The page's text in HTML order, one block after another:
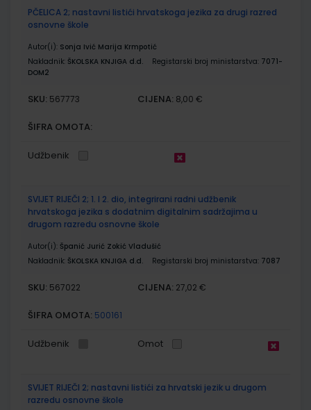
PČELICA 2; nastavni listići hrvatskoga jezika za drugi razred
osnovne škole
Autor(i): Sonja Ivić Marija Krmpotić
Nakladnik: ŠKOLSKA KNJIGA d.d. Registarski broj ministarstva: 7071-
DOM2
SKU: 567773 CIJENA: 8,00 €
ŠIFRA OMOTA:
Udžbenik
SVIJET RIJEČI 2; 1. I 2. dio, integrirani radni udžbenik
hrvatskoga jezika s dodatnim digitalnim sadržajima u
drugom razredu osnovne škole
Autor(i): Španić Jurić Zokić Vladušić
Nakladnik: ŠKOLSKA KNJIGA d.d. Registarski broj ministarstva: 7087
SKU: 567022 CIJENA: 27,02 €
ŠIFRA OMOTA: 500161
Udžbenik Omot
SVIJET RIJEČI 2; nastavni listići za hrvatski jezik u drugom
razredu osnovne škole